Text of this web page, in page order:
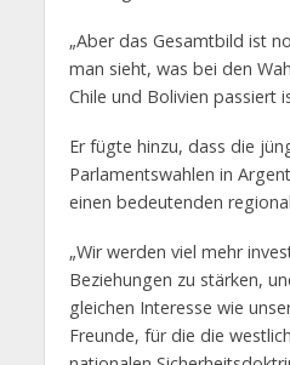
„Aber das Gesamtbild ist
man sieht, was bei den
Chile und Bolivien passiert
Er fügte hinzu, dass die
Parlamentswahlen in
einen bedeutenden
„Wir werden viel mehr
Beziehungen zu stärken,
gleichen Interesse wie
Freunde, für die die